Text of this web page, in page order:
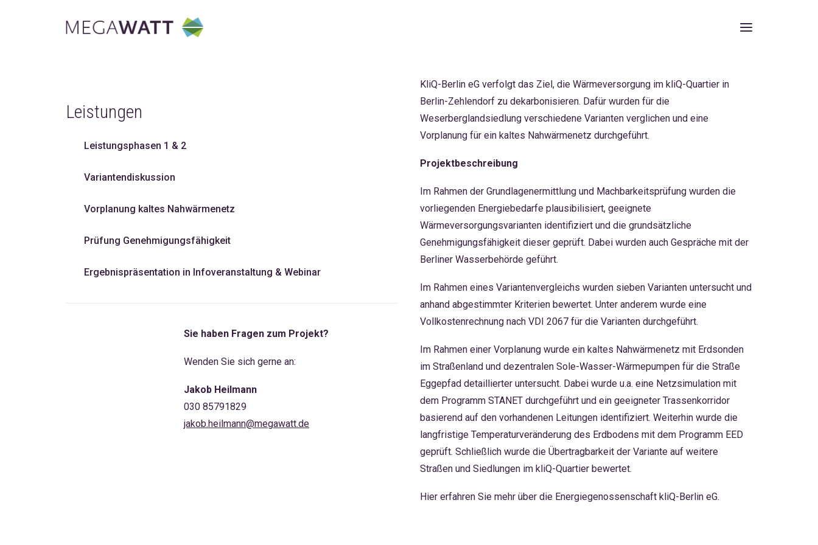
Leistungen
Leistungsphasen 1 & 2
Variantendiskussion
Vorplanung kaltes Nahwärmenetz
Prüfung Genehmigungsfähigkeit
Ergebnispräsentation in Infoveranstaltung & Webinar
Sie haben Fragen zum Projekt?
Wenden Sie sich gerne an:
Jakob Heilmann
030 85791829
jakob.heilmann@megawatt.de
KliQ-Berlin eG verfolgt das Ziel, die Wärmeversorgung im kliQ-Quartier in
Berlin-Zehlendorf zu dekarbonisieren. Dafür wurden für die
Weserberglandsiedlung verschiedene Varianten verglichen und eine
Vorplanung für ein kaltes Nahwärmenetz durchgeführt.
Projektbeschreibung
Im Rahmen der Grundlagenermittlung und Machbarkeitsprüfung wurden die
vorliegenden Energiebedarfe plausibilisiert, geeignete
Wärmeversorgungsvarianten identifiziert und die grundsätzliche
Genehmigungsfähigkeit dieser geprüft. Dabei wurden auch Gespräche mit der
Berliner Wasserbehörde geführt.
Im Rahmen eines Variantenvergleichs wurden sieben Varianten untersucht und
anhand abgestimmter Kriterien bewertet. Unter anderem wurde eine
Vollkostenrechnung nach VDI 2067 für die Varianten durchgeführt.
Im Rahmen einer Vorplanung wurde ein kaltes Nahwärmenetz mit Erdsonden
im Straßenland und dezentralen Sole-Wasser-Wärmepumpen für die Straße
Eggepfad detaillierter untersucht. Dabei wurde u.a. eine Netzsimulation mit
dem Programm STANET durchgeführt und ein geeigneter Trassenkorridor
basierend auf den vorhandenen Leitungen identifiziert. Weiterhin wurde die
langfristige Temperaturveränderung des Erdbodens mit dem Programm EED
geprüft. Schließlich wurde die Übertragbarkeit der Variante auf weitere
Straßen und Siedlungen im kliQ-Quartier bewertet.
Hier erfahren Sie mehr über die Energiegenossenschaft kliQ-Berlin eG.